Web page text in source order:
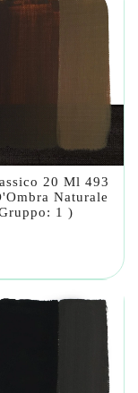
20 Ml 493
Naturale
1 )